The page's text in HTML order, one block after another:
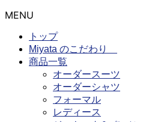
MENU
トップ
Miyata のこだわり
商品一覧
オーダースーツ
オーダーシャツ
フォーマル
レディース